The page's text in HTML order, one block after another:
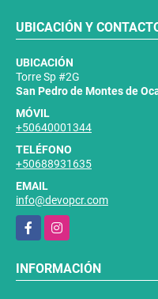
UBICACIÓN Y
UBICACIÓN
Torre Sp #2G
San Pedro de Montes de
MÓVIL
+50640001344
TELÉFONO
+50688931635
EMAIL
info@devopcr.com
FacebookInstagram
INFORMACIÓN